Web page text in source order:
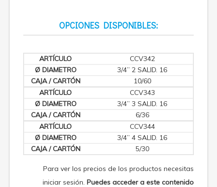
OPCIONES DISPONIBLES:
CCV342
3/4” 2 SALID. 16
10/60
CCV343
3/4” 3 SALID. 16
6/36
CCV344
3/4” 4 SALID. 16
5/30
Para ver los precios de los productos necesitas
iniciar sesión. Puedes acceder a este contenido